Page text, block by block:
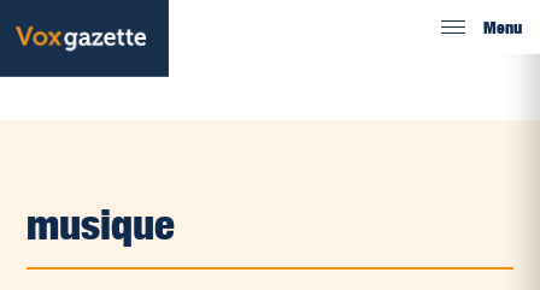
Menu
musique